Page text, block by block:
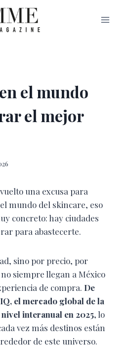
el mundo
el mejor
una excusa para
mundo del skincare, eso
concreto: hay ciudades
para abastecerte.
sino por precio, por
siempre llegan a México
de compra. De
el mercado global de la
interanual en 2025, lo
vez más destinos están
de este universo.